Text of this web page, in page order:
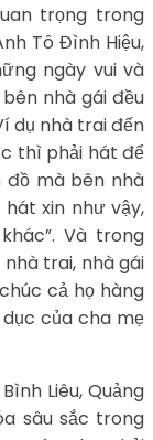
trọng trong
Tô Đình Hiệu,
ngày vui và
nhà gái đều
dụ nhà trai đến
thì phải hát để
đồ mà bên nhà
xin như vậy,
Và trong
trai, nhà gái
cả họ hàng
của cha mẹ
Liêu, Quảng
sâu sắc trong